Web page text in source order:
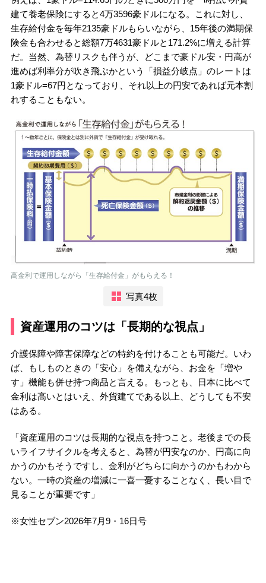
建て養老保険にすると4万3596豪ドルになる。これに対し、
生存給付金を毎年2135豪ドルもらいながら、15年後の満期保
険金も合わせると総額7万4631豪ドルと171.2%に増える計算
だ。当然、為替リスクも伴うが、どこまで豪ドル安・円高が
進めば利率分が吹き飛ぶかという「損益分岐点」のレートは
1豪ドル=67円となっており、それ以上の円安であれば元本割
れすることもない。
高金利で運用しながら「生存給付金」がもらえる！
写真4枚
資産運用のコツは「長期的な視点」
介護保障や障害保障などの特約を付けることも可能だ。いわ
ば、もしものときの「安心」を備えながら、お金を「増や
す」機能も併せ持つ商品と言える。もっとも、日本に比べて
金利は高いとはいえ、外貨建てである以上、どうしても不安
はある。
「資産運用のコツは長期的な視点を持つこと。老後までの長
いライフサイクルを考えると、為替が円安なのか、円高に向
かうのかもそうですし、金利がどちらに向かうのかもわから
ない。一時の資産の増減に一喜一憂することなく、長い目で
見ることが重要です」
※女性セブン2026年7月9・16日号